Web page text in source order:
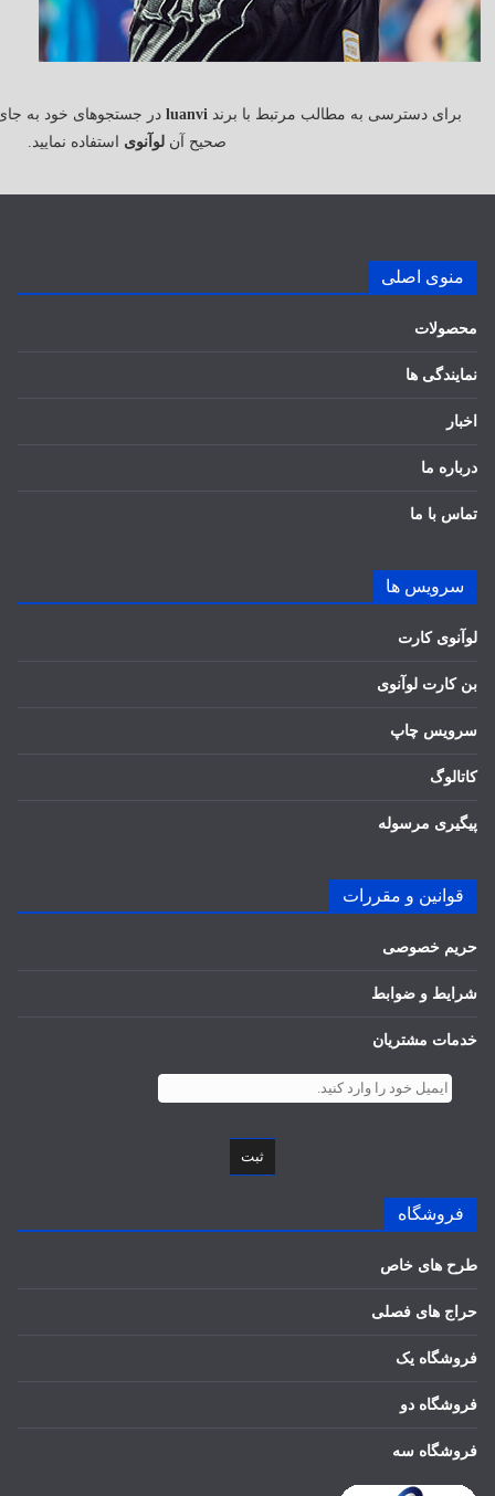
برای دسترسی به مطالب مرتبط با برندluanvi در جستجوهای خود به
صحیح آنلوآنوی استفاده نمایید.
منوی اصلی
محصولات
نمایندگی ها
اخبار
درباره ما
تماس با ما
سرویس ها
لوآنوی کارت
بن کارت لوآنوی
سرویس چاپ
کاتالوگ
پیگیری مرسوله
قوانین و مقررات
حریم خصوصی
شرایط و ضوابط
خدمات مشتریان
ثبت
فروشگاه
طرح های خاص
حراج های فصلی
فروشگاه یک
فروشگاه دو
فروشگاه سه